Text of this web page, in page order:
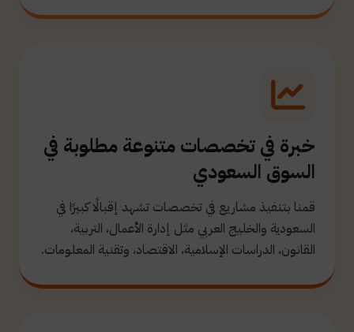
خبرة في تخصصات متنوعة مطلوبة في
السوق السعودي
قمنا بتنفيذ مشاريع في تخصصات تشهد إقبالًا كبيرًا في
السعودية والخليج العربي مثل إدارة الأعمال، التربية،
القانون، الدراسات الإسلامية، الاقتصاد، وتقنية المعلومات.